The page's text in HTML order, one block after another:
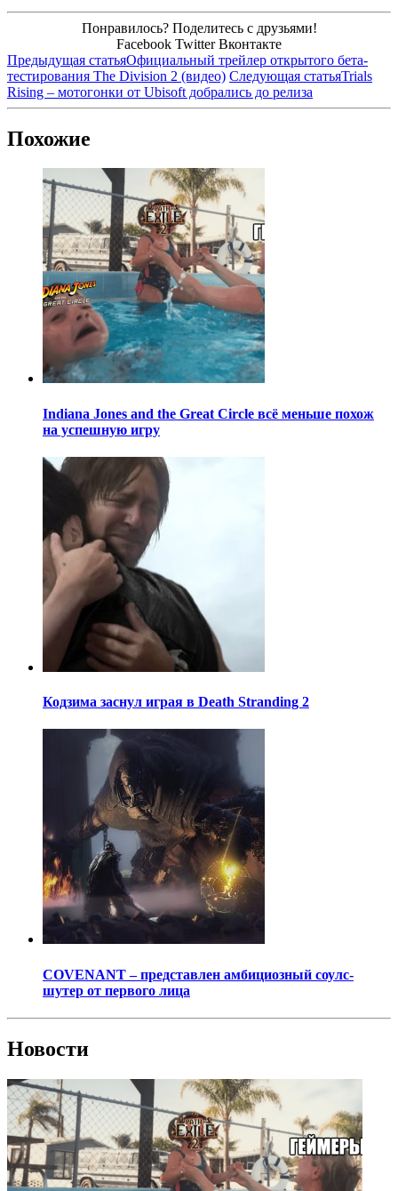
Понравилось? Поделитесь с друзьями!
Facebook Twitter Вконтакте
Предыдущая статьяОфициальный трейлер открытого бета-
тестирования The Division 2 (видео) Следующая статьяTrials
Rising – мотогонки от Ubisoft добрались до релиза
Похожие
Indiana Jones and the Great Circle всё меньше похож
на успешную игру
Кодзима заснул играя в Death Stranding 2
COVENANT – представлен амбициозный соулс-
шутер от первого лица
Новости